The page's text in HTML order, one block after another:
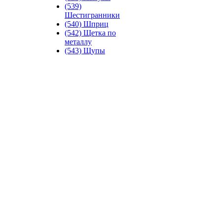
(539)
Шестигранники
(540) Шприц
(542) Щетка по
металлу
(543) Щупы